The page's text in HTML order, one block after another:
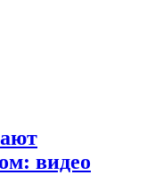
видео